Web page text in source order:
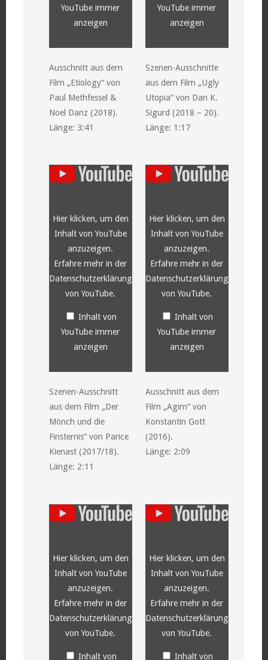
YouTube immer
anzeigen
Ausschnitt aus dem
Film „Etiology“ von
Paul Methfessel &
Noel Danz (2018).
Länge: 3:41
YouTube immer
anzeigen
Szenen-Ausschnitte
aus dem Film „Ugly
Utopia“ von Dan K.
Sigurd (2018 – 20).
Länge: 1:17
„YouTube
video
anzeigen
Hier klicken, um den
Inhalt von YouTube
anzuzeigen.
Erfahre mehr in der
Datenschutzerklärung
von YouTube.
Inhalt von
YouTube immer
anzeigen
Szenen-Ausschnitt
aus dem Film „Der
Mönch und die
Finsternis“ von Parice
Kienast (2017/18).
Länge: 2:11
„YouTube
video
anzeigen
Hier klicken, um den
Inhalt von YouTube
anzuzeigen.
Erfahre mehr in der
Datenschutzerklärung
von YouTube.
Inhalt von
YouTube immer
anzeigen
Ausschnitt aus dem
Film „Agim“ von
Konstantin Gott
(2016).
Länge: 2:09
„YouTube
video
anzeigen
Hier klicken, um den
Inhalt von YouTube
anzuzeigen.
Erfahre mehr in der
Datenschutzerklärung
von YouTube.
Inhalt von
„YouTube
video
anzeigen
Hier klicken, um den
Inhalt von YouTube
anzuzeigen.
Erfahre mehr in der
Datenschutzerklärung
von YouTube.
Inhalt von